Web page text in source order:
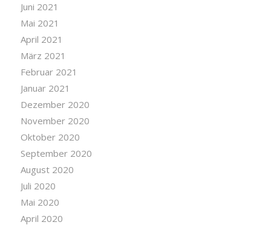
Juni 2021
Mai 2021
April 2021
März 2021
Februar 2021
Januar 2021
Dezember 2020
November 2020
Oktober 2020
September 2020
August 2020
Juli 2020
Mai 2020
April 2020